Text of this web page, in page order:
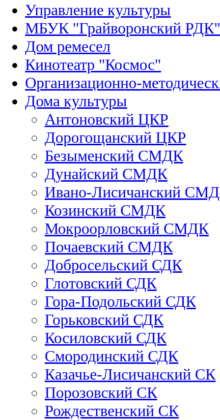
Управление культуры
МБУК "Грайворонский РДК"
Дом ремесел
Кинотеатр "Космос"
Организационно-
Дома культуры
Антоновский ЦКР
Дорогощанский ЦКР
Безыменский СМДК
Дунайский СМДК
Ивано-Лисичанский
Козинский СМДК
Мокроорловский СМДК
Почаевский СМДК
Добросельский СДК
Глотовский СДК
Гора-Подольский СДК
Горьковский СДК
Косиловский СДК
Смородинский СДК
Казачье-Лисичанский СК
Порозовский СК
Рождественский СК